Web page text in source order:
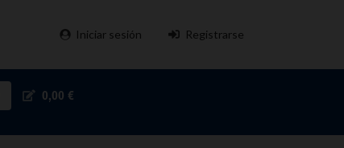
Iniciar sesión Registrarse
0,00 €